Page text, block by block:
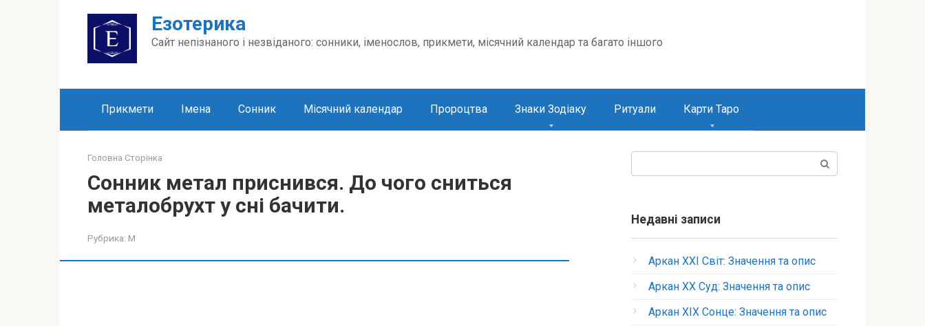
Езотерика
Сайт непізнаного і незвіданого: сонники, іменослов, прикмети, місячний календар та багато іншого
Прикмети Імена Сонник Місячний календар Пророцтва Знаки Зодіаку Ритуали Карти Таро
Головна Сторінка
Сонник метал приснився. До чого сниться
металобрухт у сні бачити.
Рубрика: М
Недавні записи
Аркан XXI Світ: Значення та опис
Аркан XX Суд: Значення та опис
Аркан XIX Сонце: Значення та опис